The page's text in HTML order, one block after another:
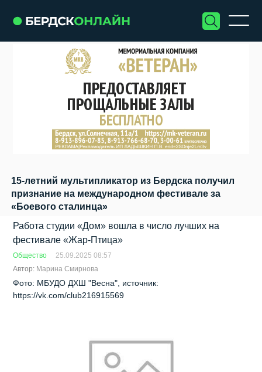
15-летний мультипликатор из Бердска получил
признание на международном фестивале за
«Боевого сталинца»
Работа студии «Дом» вошла в число лучших на
фестивале «Жар-Птица»
Общество
25.09.2025 08:57
Автор: Марина Смирнова
Фото: МБУДО ДХШ "Весна", источник:
https://vk.com/club216915569